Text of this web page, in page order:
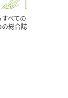
べての
の総合誌